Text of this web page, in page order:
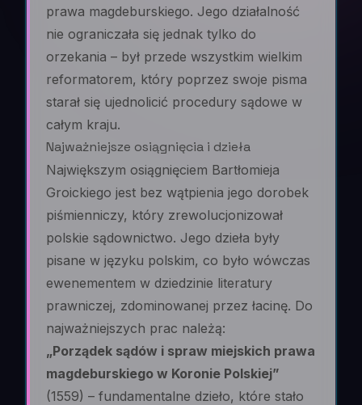
prawa magdeburskiego. Jego działalność
nie ograniczała się jednak tylko do
orzekania – był przede wszystkim wielkim
reformatorem, który poprzez swoje pisma
starał się ujednolicić procedury sądowe w
całym kraju.
Najważniejsze osiągnięcia i dzieła
Największym osiągnięciem Bartłomieja
Groickiego jest bez wątpienia jego dorobek
piśmienniczy, który zrewolucjonizował
polskie sądownictwo. Jego dzieła były
pisane w języku polskim, co było wówczas
ewenementem w dziedzinie literatury
prawniczej, zdominowanej przez łacinę. Do
najważniejszych prac należą:
„Porządek sądów i spraw miejskich prawa
magdeburskiego w Koronie Polskiej”
(1559) – fundamentalne dzieło, które stało